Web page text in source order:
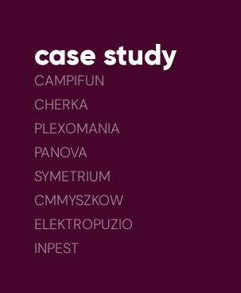
case study
CAMPIFUN
CHERKA
PLEXOMANIA
PANOVA
SYMETRIUM
CMMYSZKOW
ELEKTROPUZIO
INPEST